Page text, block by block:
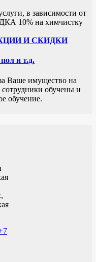
в зависимости от
10% на химчистку
И СКИДКИ
и т.д.
Ваше имущество на
обучены и
обучение.